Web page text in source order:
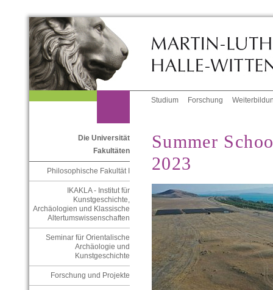
Studium Forschung
Die Universität
Fakultäten
Philosophische Fakultät I
IKAKLA - Institut für
Kunstgeschichte,
Archäologien und Klassische
Altertumswissenschaften
Seminar für Orientalische
Archäologie und
Kunstgeschichte
Forschung und Projekte
Summer
2023